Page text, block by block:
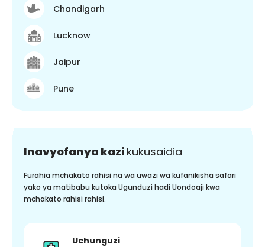
Chandigarh
Lucknow
Jaipur
Pune
Inavyofanya kazi kukusaidia
Furahia mchakato rahisi na wa uwazi wa kufanikisha safari
yako ya matibabu kutoka Ugunduzi hadi Uondoaji kwa
mchakato rahisi rahisi.
Uchunguzi